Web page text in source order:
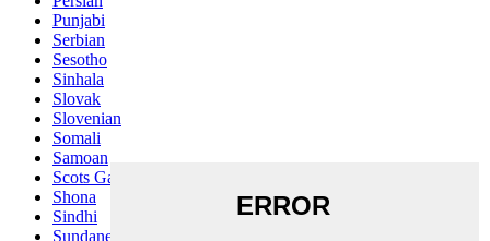
Punjabi
Serbian
Sesotho
Sinhala
Slovak
Slovenian
Somali
Samoan
Scots Gaelic
Shona
Sindhi
Sundanese